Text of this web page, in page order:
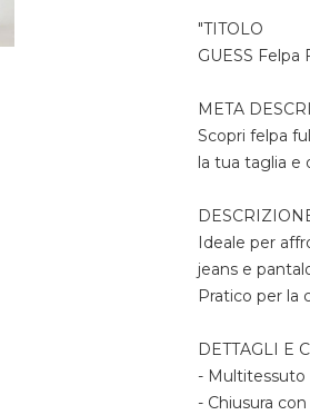
"TITOLO
GUESS
META
Scopri felpa
la tua taglia e
Ideale per
jeans e
Pratico per la
DETTAGLI E
- Multitessuto
- Chiusura